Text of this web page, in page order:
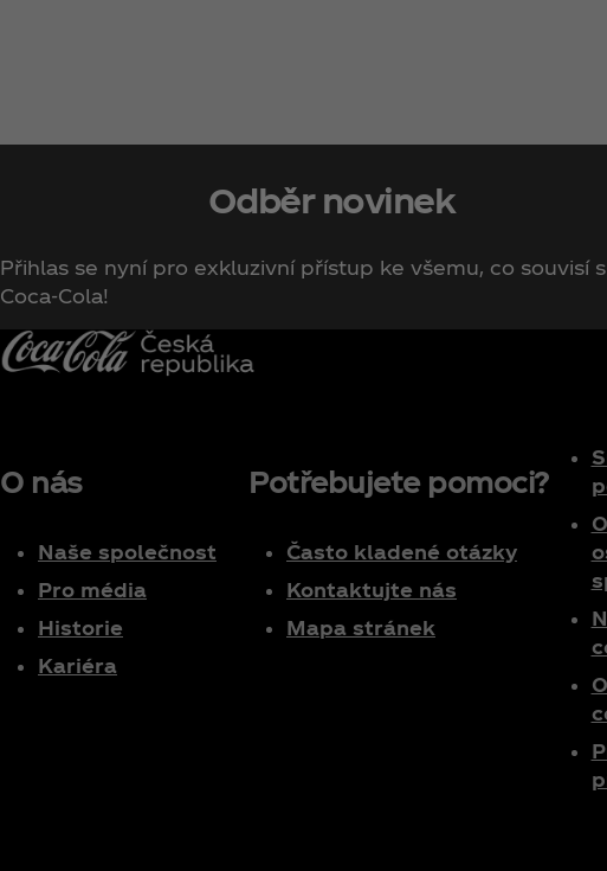
Odběr novinek
Přihlas se nyní pro exkluzivní přístup ke všemu, co souvisí s
Coca‑Cola!
O nás
Naše společnost
Pro média
Historie
Kariéra
Potřebujete pomoci?
Často kladené otázky
Kontaktujte nás
Mapa stránek